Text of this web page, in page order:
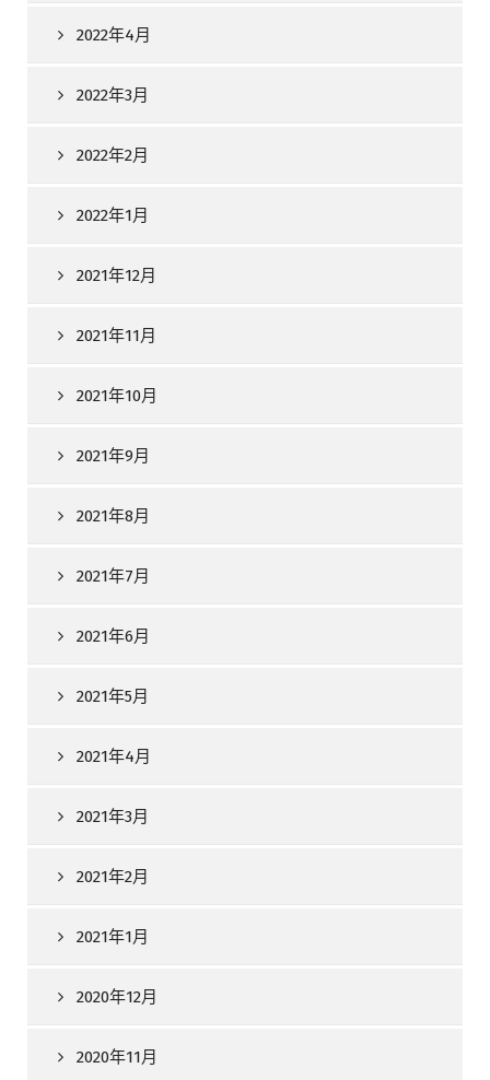
2022年4月
2022年3月
2022年2月
2022年1月
2021年12月
2021年11月
2021年10月
2021年9月
2021年8月
2021年7月
2021年6月
2021年5月
2021年4月
2021年3月
2021年2月
2021年1月
2020年12月
2020年11月